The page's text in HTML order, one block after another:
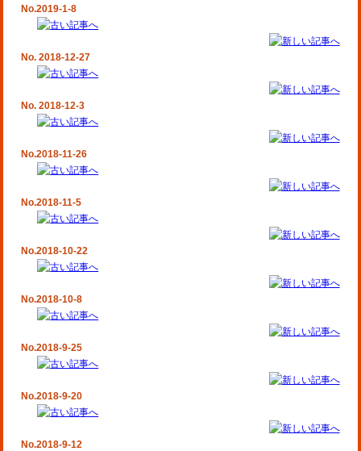
No.2019-1-8
No. 2018-12-27
No. 2018-12-3
No.2018-11-26
No.2018-11-5
No.2018-10-22
No.2018-10-8
No.2018-9-25
No.2018-9-20
No.2018-9-12